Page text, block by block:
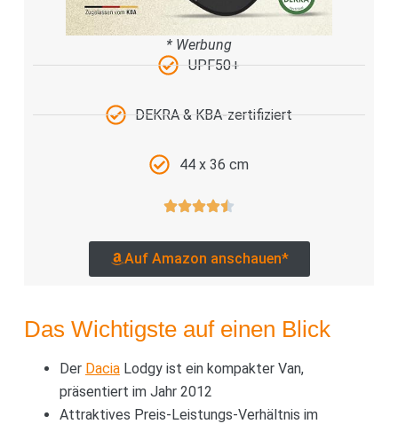
* Werbung
UPF50+
DEKRA & KBA-zertifiziert
44 x 36 cm
Auf Amazon anschauen*
Das Wichtigste auf einen Blick
Der DaciaLodgy ist ein kompakter Van,
präsentiert im Jahr 2012
Attraktives Preis-Leistungs-Verhältnis im